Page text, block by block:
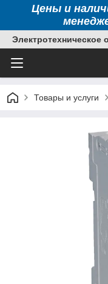
Цены и
Электротехническое
Товары и услуги